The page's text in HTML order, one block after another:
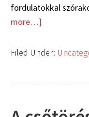
fordulatokkal
more…]
Filed Under: